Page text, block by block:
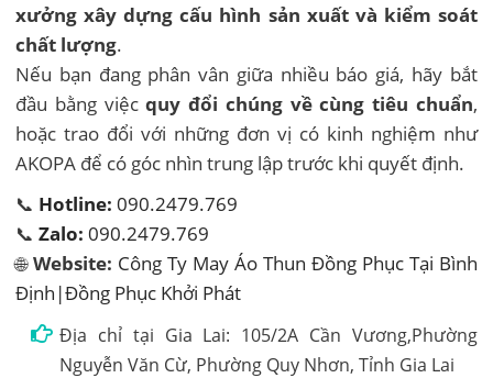
xưởng xây dựng cấu hình sản xuất và kiểm soát
chất lượng.
Nếu bạn đang phân vân giữa nhiều báo giá, hãy bắt
đầu bằng việcquy đổi chúng về cùng tiêu chuẩn,
hoặc trao đổi với những đơn vị có kinh nghiệm như
AKOPA để có góc nhìn trung lập trước khi quyết định.
📞 Hotline: 090.2479.769
📞Zalo: 090.2479.769
🌐Website: Công Ty May Áo Thun Đồng Phục Tại Bình
Định|Đồng Phục Khởi Phát
Địa chỉ tại Gia Lai: 105/2A Cần Vương,Phường
Nguyễn Văn Cừ, Phường Quy Nhơn, Tỉnh Gia Lai